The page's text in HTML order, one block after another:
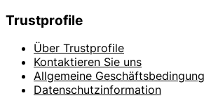
Trustprofile
Über Trustprofile
Kontaktieren Sie uns
Allgemeine
Datenschutzinformation